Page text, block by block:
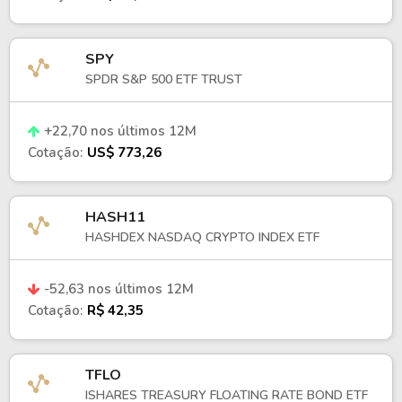
Os ativos são ponderados pelo valor de
mercado, considerando critérios de
rebalanceamentos e ajustes na composição,
processo refletido na carteira do ETF.
Diversificação e exposição setorial
O TIP oferece exposição concentrada ao
mercado de TIPS emitidos pelo governo dos
Títulos do Tesouro indexados à
Dívida pública federal norte-
americana.
Instrumentos de renda fixa ajustados
SPY
SPDR S&P 500 ETF TRUST
+22,70 nos últimos 12M
Cotação: US$ 773,26
HASH11
HASHDEX NASDAQ CRYPTO INDEX ETF
-52,63 nos últimos 12M
Cotação: R$ 42,35
TFLO
ISHARES TREASURY FLOATING RATE BOND ETF